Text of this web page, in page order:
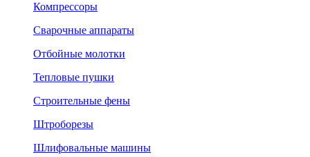
Компрессоры
Сварочные аппараты
Отбойные молотки
Тепловые пушки
Строительные фены
Штроборезы
Шлифовальные машины